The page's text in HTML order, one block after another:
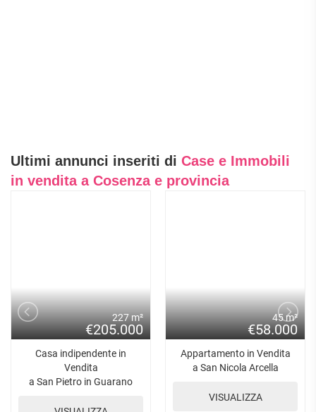
Ultimi annunci inseriti di Case e Immobili
in vendita a Cosenza e provincia
227 m²
€205.000
Casa indipendente in
Vendita
a San Pietro in Guarano
45 m²
€58.000
Appartamento in Vendita
a San Nicola Arcella
VISUALIZZA